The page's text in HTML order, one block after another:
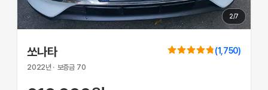
2/7
쏘나타 (1,750)
2022년 · 보증금 70